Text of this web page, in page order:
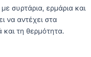
συρτάρια, ερμάρια και
να αντέχει στα
και τη θερμότητα.